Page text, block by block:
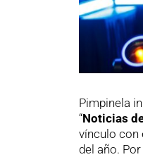
Pimpinela
“Noticias
vínculo con
del año.